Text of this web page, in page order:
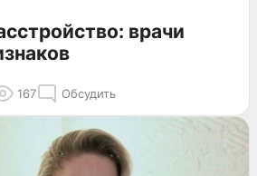
врачи
167 Обсудить